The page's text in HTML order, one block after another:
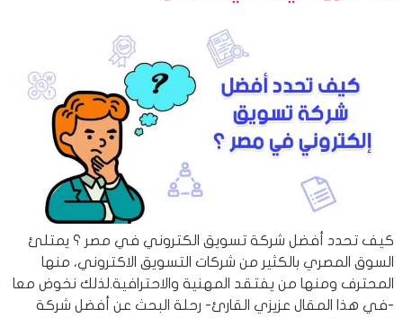
كيف تحدد أفضل شركة تسويق الكتروني في مصر ؟ يمتلئ
السوق المصري بالكثير من شركات التسويق الاكتروني، منها
المحترف ومنها من يفتقد المهنية والاحترافية.لذلك نخوض معا
-في هذا المقال عزيزي القارئ- رحلة البحث عن أفضل شركة